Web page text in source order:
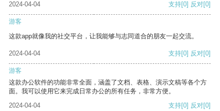
2024-04-04
支持[0] 反对[0]
游客
这款app就像我的社交平台，让我能够与志同道合的朋友一起交流。
2024-04-04 支持[0] 反对[0]
游客
这款办公软件的功能非常全面，涵盖了文档、表格、演示文稿等各个方
面。我可以使用它来完成日常办公的所有任务，非常方便。
2024-04-04
支持[0] 反对[0]